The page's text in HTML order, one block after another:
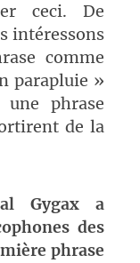
ceci. De
intéressons
comme
parapluie »
phrase
de la
Gygax a
des
phrase